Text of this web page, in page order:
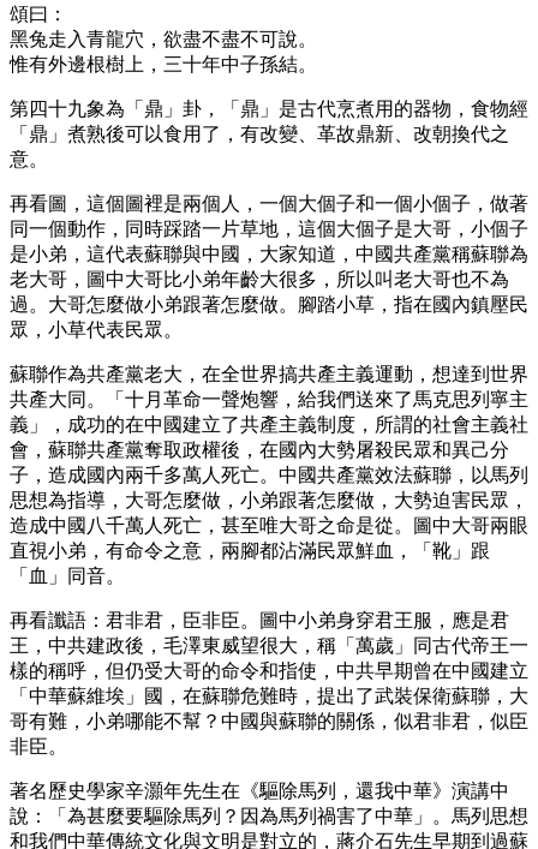
頌曰：
黑兔走入青龍穴，欲盡不盡不可說。
惟有外邊根樹上，三十年中子孫結。
第四十九象為「鼎」卦，「鼎」是古代烹煮用的器物，食物經
「鼎」煮熟後可以食用了，有改變、革故鼎新、改朝換代之
意。
再看圖，這個圖裡是兩個人，一個大個子和一個小個子，做著
同一個動作，同時踩踏一片草地，這個大個子是大哥，小個子
是小弟，這代表蘇聯與中國，大家知道，中國共產黨稱蘇聯為
老大哥，圖中大哥比小弟年齡大很多，所以叫老大哥也不為
過。大哥怎麼做小弟跟著怎麼做。腳踏小草，指在國內鎮壓民
眾，小草代表民眾。
蘇聯作為共產黨老大，在全世界搞共產主義運動，想達到世界
共產大同。「十月革命一聲炮響，給我們送來了馬克思列寧主
義」，成功的在中國建立了共產主義制度，所謂的社會主義社
會，蘇聯共產黨奪取政權後，在國內大勢屠殺民眾和異己分
子，造成國內兩千多萬人死亡。中國共產黨效法蘇聯，以馬列
思想為指導，大哥怎麼做，小弟跟著怎麼做，大勢迫害民眾，
造成中國八千萬人死亡，甚至唯大哥之命是從。圖中大哥兩眼
直視小弟，有命令之意，兩腳都沾滿民眾鮮血，「靴」跟
「血」同音。
再看讖語：君非君，臣非臣。圖中小弟身穿君王服，應是君
王，中共建政後，毛澤東威望很大，稱「萬歲」同古代帝王一
樣的稱呼，但仍受大哥的命令和指使，中共早期曾在中國建立
「中華蘇維埃」國，在蘇聯危難時，提出了武裝保衛蘇聯，大
哥有難，小弟哪能不幫？中國與蘇聯的關係，似君非君，似臣
非臣。
著名歷史學家辛灝年先生在《驅除馬列，還我中華》演講中
說：「為甚麼要驅除馬列？因為馬列禍害了中華」。馬列思想
和我們中華傳統文化與文明是對立的，蔣介石先生早期到過蘇